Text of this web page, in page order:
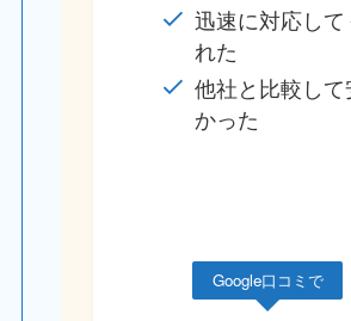
迅速に対応して
れた
他社と比較して
かった
Google口コミで